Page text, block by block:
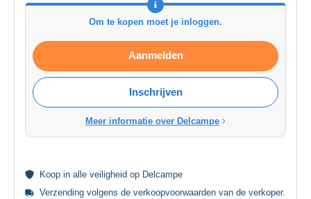
Om te kopen moet je inloggen.
Aanmelden
Inschrijven
Meer informatie over Delcampe
Koop in alle veiligheid op Delcampe
Verzending volgens de verkoopvoorwaarden van de verkoper.